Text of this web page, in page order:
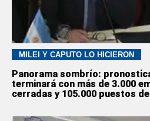
MILEI Y CAPUTO LO HICIERON
Panorama sombrío:
terminará con más de 3.000
cerradas y 105.000 puestos